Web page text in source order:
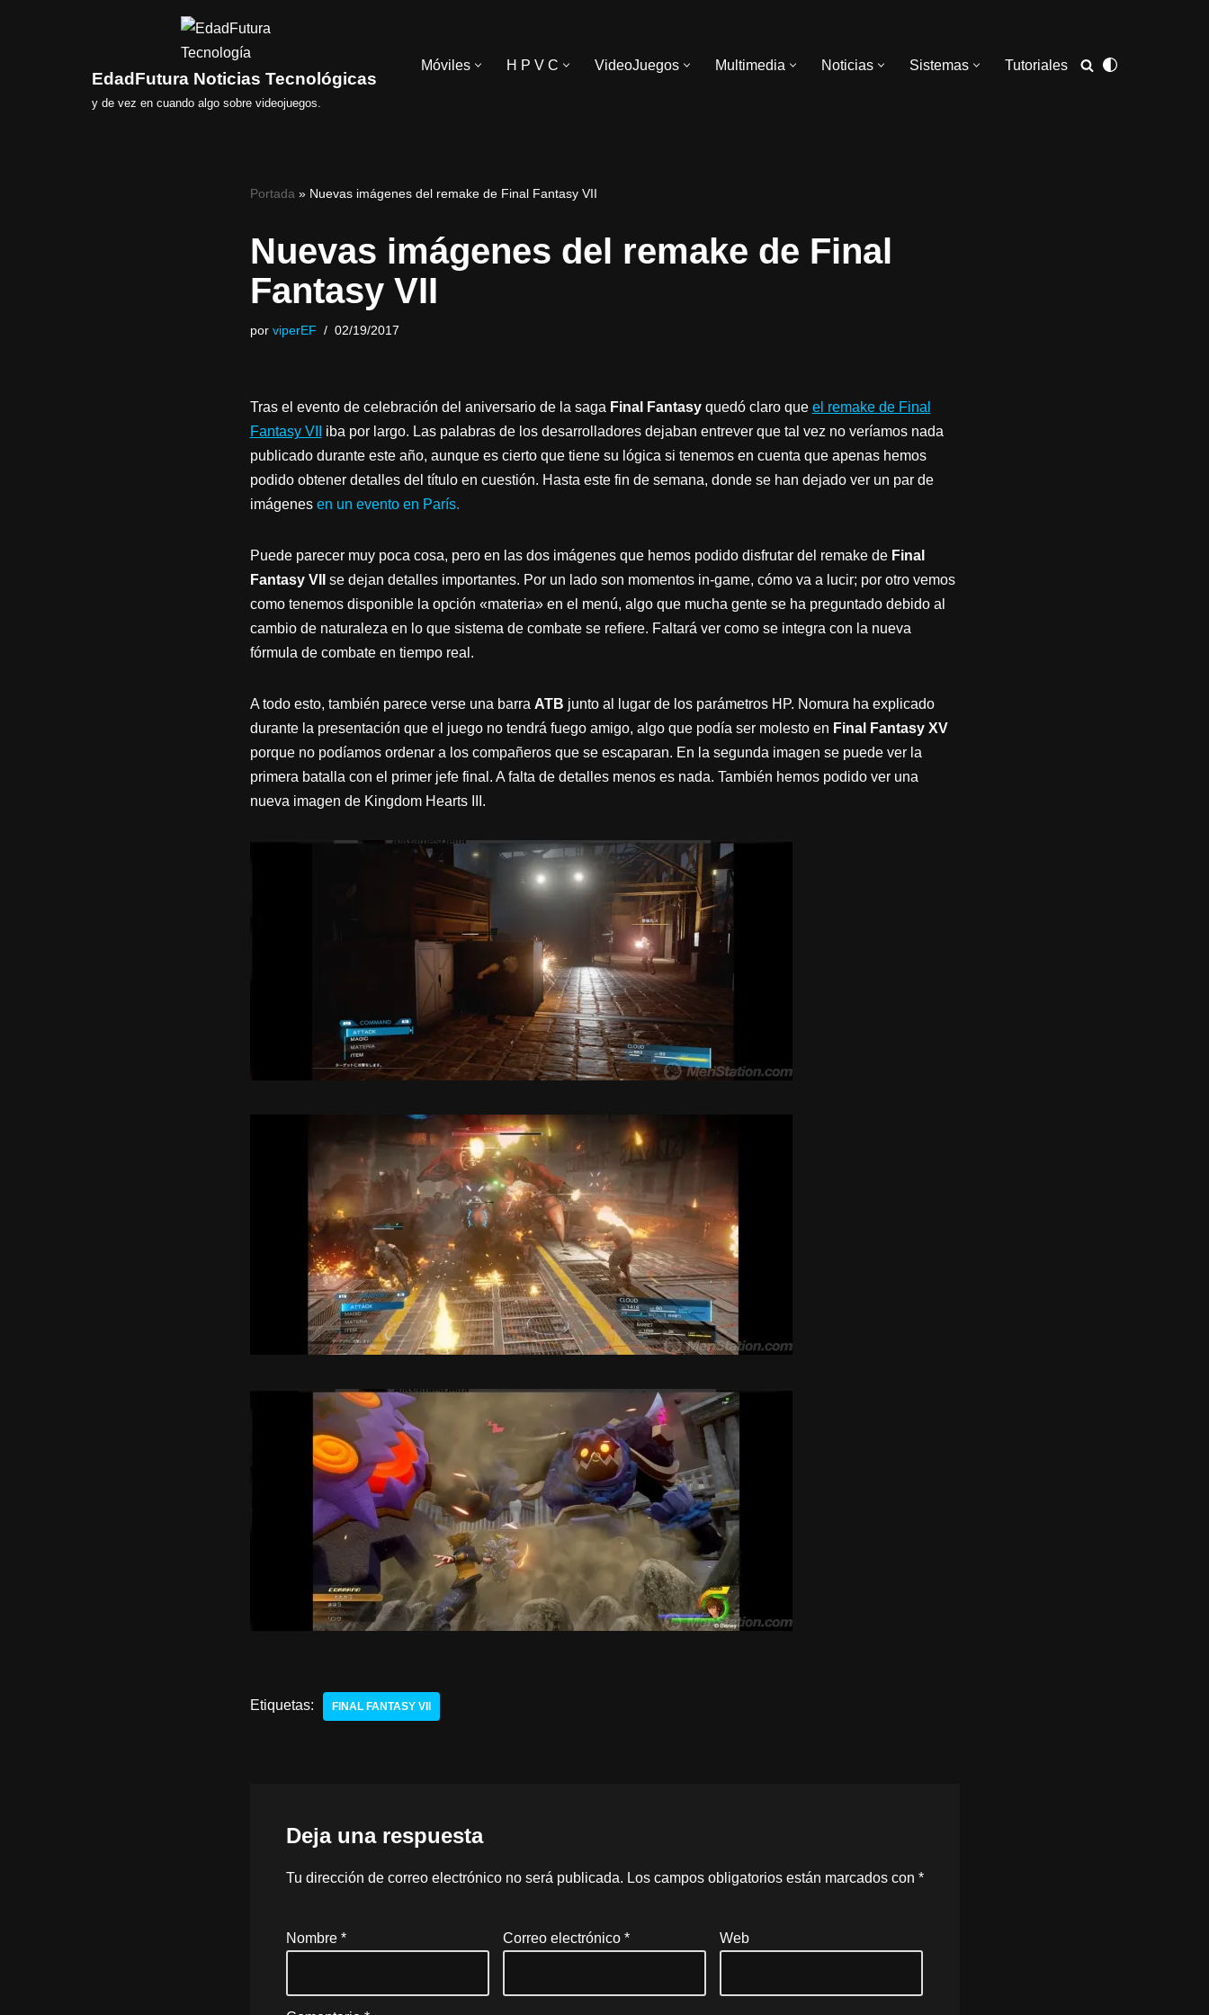
EdadFutura Noticias Tecnológicas
y de vez en cuando algo sobre videojuegos.
Móviles H P V C VideoJuegos Multimedia Noticias Sistemas Tutoriales
Portada » Nuevas imágenes del remake de Final Fantasy VII
Nuevas imágenes del remake de Final
Fantasy VII
por viperEF 02/19/2017
Tras el evento de celebración del aniversario de la saga Final Fantasyquedó claro que el remake de Final
Fantasy VII
iba por largo. Las palabras de los desarrolladores dejaban entrever que tal vez no veríamos nada
publicado durante este año, aunque es cierto que tiene su lógica si tenemos en cuenta que apenas hemos
podido obtener detalles del título en cuestión. Hasta este fin de semana, donde se han dejado ver un par de
imágenes en un evento en París.
Puede parecer muy poca cosa, pero en las dos imágenes que hemos podido disfrutar del remake de Final
Fantasy VII se dejan detalles importantes. Por un lado son momentos in-game, cómo va a lucir; por otro vemos
como tenemos disponible la opción «materia» en el menú, algo que mucha gente se ha preguntado debido al
cambio de naturaleza en lo que sistema de combate se refiere. Faltará ver como se integra con la nueva
fórmula de combate en tiempo real.
A todo esto, también parece verse una barra ATB junto al lugar de los parámetros HP. Nomura ha explicado
durante la presentación que el juego no tendrá fuego amigo, algo que podía ser molesto en Final Fantasy XV
porque no podíamos ordenar a los compañeros que se escaparan. En la segunda imagen se puede ver la
primera batalla con el primer jefe final. A falta de detalles menos es nada. También hemos podido ver una
nueva imagen de Kingdom Hearts III.
Etiquetas: FINAL FANTASY VII
Deja una respuesta
Tu dirección de correo electrónico no será publicada. Los campos obligatorios están marcados con *
Nombre * Correo electrónico * Web